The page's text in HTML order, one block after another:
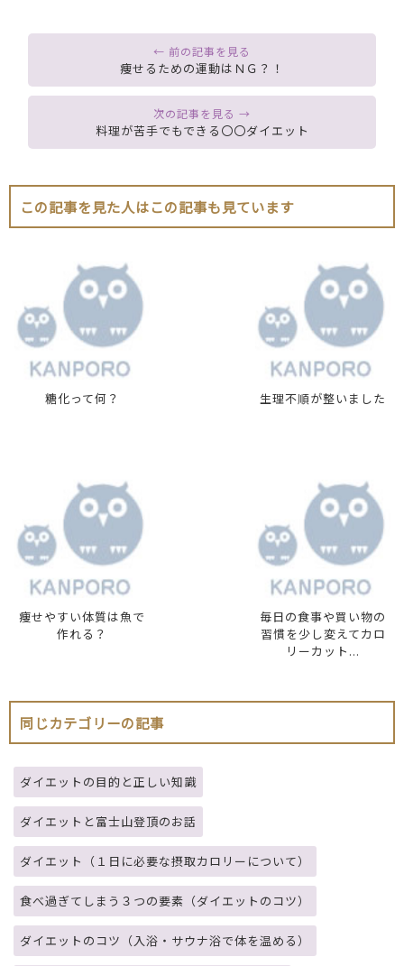
痩せるための運動はＮＧ？！
料理が苦手でもできる〇〇ダイエット
この記事を見た人はこの記事も見ています
糖化って何？ 生理不順が整いました
痩せやすい体質は魚で
作れる？
毎日の食事や買い物の
習慣を少し変えてカロ
リーカット...
同じカテゴリーの記事
ダイエットの目的と正しい知識
ダイエットと富士山登頂のお話
ダイエット（１日に必要な摂取カロリーについて）
食べ過ぎてしまう３つの要素（ダイエットのコツ）
ダイエットのコツ（入浴・サウナ浴で体を温める）